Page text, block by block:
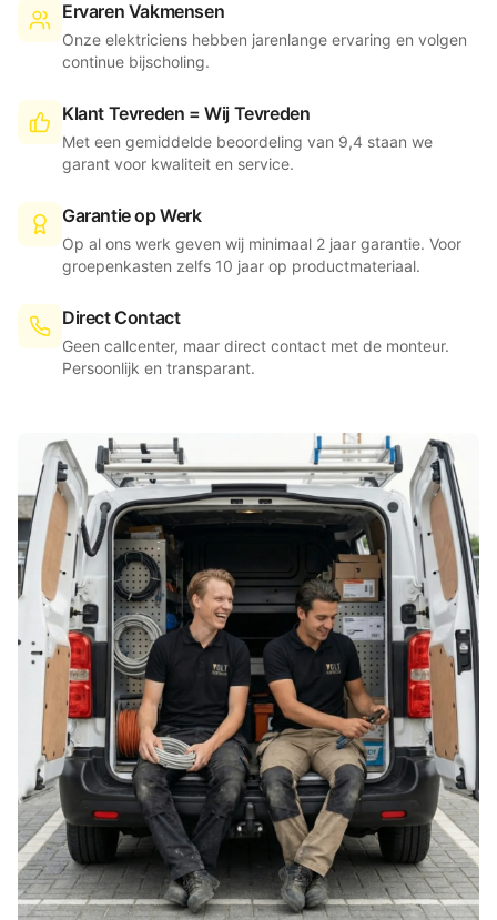
Ervaren Vakmensen
Onze elektriciens hebben jarenlange ervaring en volgen
continue bijscholing.
Klant Tevreden = Wij Tevreden
Met een gemiddelde beoordeling van 9,4 staan we
garant voor kwaliteit en service.
Garantie op Werk
Op al ons werk geven wij minimaal 2 jaar garantie. Voor
groepenkasten zelfs 10 jaar op productmateriaal.
Direct Contact
Geen callcenter, maar direct contact met de monteur.
Persoonlijk en transparant.